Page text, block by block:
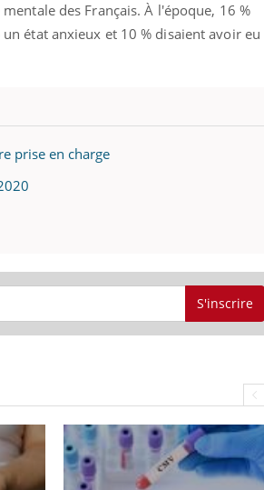
des Français. À l'époque, 16 %
état anxieux et 10 % disaient avoir eu
prise en charge
S'inscrire